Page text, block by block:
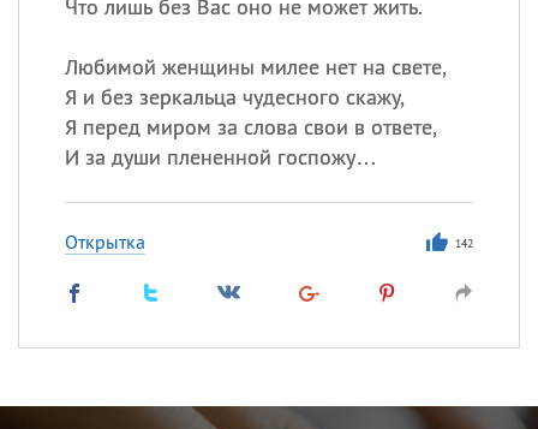
Что лишь без Вас оно не может жить.
Любимой женщины милее нет на свете,
Я и без зеркальца чудесного скажу,
Я перед миром за слова свои в ответе,
И за души плененной госпожу…
Открытка 142